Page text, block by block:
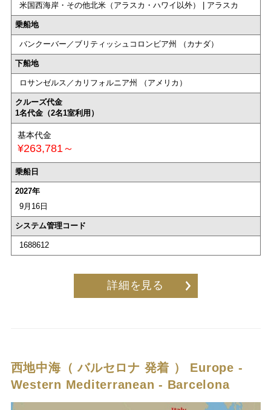
米国西海岸・その他北米（アラスカ・ハワイ以外） | アラスカ
乗船地
バンクーバー／ブリティッシュコロンビア州 （カナダ）
下船地
ロサンゼルス／カリフォルニア州 （アメリカ）
クルーズ代金
1名代金（2名1室利用）
基本代金
¥263,781～
乗船日
2027年
9月16日
システム管理コード
1688612
詳細を見る
西地中海（ バルセロナ 発着 ） Europe -
Western Mediterranean - Barcelona